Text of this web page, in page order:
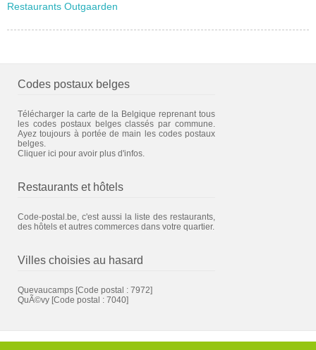
Restaurants Outgaarden
Codes postaux belges
Télécharger la carte de la Belgique reprenant tous
les codes postaux belges classés par commune.
Ayez toujours à portée de main les codes postaux
belges.
Cliquer ici pour avoir plus d'infos.
Restaurants et hôtels
Code-postal.be, c'est aussi la liste des restaurants,
des hôtels et autres commerces dans votre quartier.
Villes choisies au hasard
Quevaucamps [Code postal : 7972]
QuÃ©vy [Code postal : 7040]